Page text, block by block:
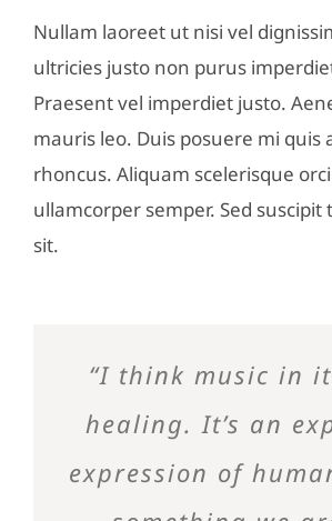
Nullam laoreet ut nisi vel
ultricies justo non purus
Praesent vel imperdiet justo.
mauris leo. Duis posuere mi quis
rhoncus. Aliquam scelerisque
ullamcorper semper. Sed suscipit
sit.
“I think music in
healing. It’s an
expression of